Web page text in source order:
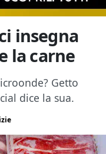
insegna
la carne
Getto
dice la sua.